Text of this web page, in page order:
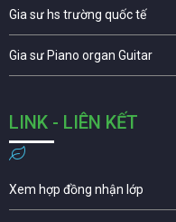
Gia sư hs trường quốc tế
Gia sư Piano organ Guitar
LINK - LIÊN KẾT
Xem hợp đồng nhận lớp